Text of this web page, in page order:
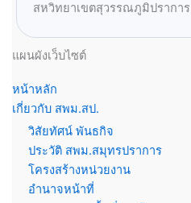
สหวิทยาเขตสุวรรณภูมิปราการ
แผนผังเว็บไซต์
หน้าหลัก
เกี่ยวกับ สพม.สป.
วิสัยทัศน์ พันธกิจ
ประวัติ สพม.สมุทรปราการ
โครงสร้างหน่วยงาน
อำนาจหน้าที่